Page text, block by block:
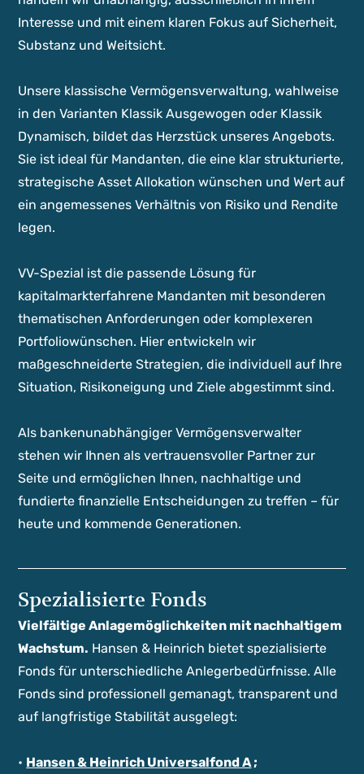
Interesse und mit einem klaren Fokus auf Sicherheit,
Substanz und Weitsicht.
Unsere klassische Vermögensverwaltung, wahlweise
in den Varianten Klassik Ausgewogen oder Klassik
Dynamisch, bildet das Herzstück unseres Angebots.
Sie ist ideal für Mandanten, die eine klar strukturierte,
strategische Asset Allokation wünschen und Wert auf
ein angemessenes Verhältnis von Risiko und Rendite
legen.
VV-Spezial ist die passende Lösung für
kapitalmarkterfahrene Mandanten mit besonderen
thematischen Anforderungen oder komplexeren
Portfoliowünschen. Hier entwickeln wir
maßgeschneiderte Strategien, die individuell auf Ihre
Situation, Risikoneigung und Ziele abgestimmt sind.
Als bankenunabhängiger Vermögensverwalter
stehen wir Ihnen als vertrauensvoller Partner zur
Seite und ermöglichen Ihnen, nachhaltige und
fundierte finanzielle Entscheidungen zu treffen – für
heute und kommende Generationen.
Spezialisierte Fonds
Vielfältige Anlagemöglichkeiten mit nachhaltigem
Wachstum. Hansen & Heinrich bietet spezialisierte
Fonds für unterschiedliche Anlegerbedürfnisse. Alle
Fonds sind professionell gemanagt, transparent und
auf langfristige Stabilität ausgelegt:
• Hansen & Heinrich Universalfond A ;